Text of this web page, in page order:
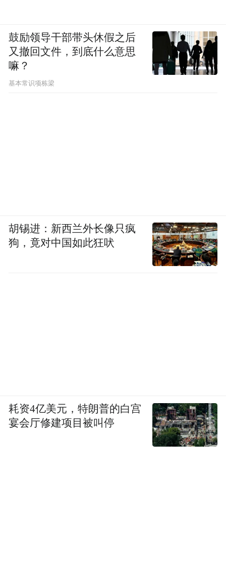
鼓励领导干部带头休假之后
又撤回文件，到底什么意思
嘛？
基本常识项栋梁
胡锡进：新西兰外长像只疯
狗，竟对中国如此狂吠
耗资4亿美元，特朗普的白宫
宴会厅修建项目被叫停